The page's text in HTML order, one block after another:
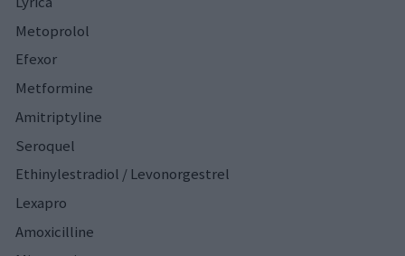
Metoprolol
Efexor
Metformine
Amitriptyline
Seroquel
Ethinylestradiol / Levonorgestrel
Lexapro
Amoxicilline